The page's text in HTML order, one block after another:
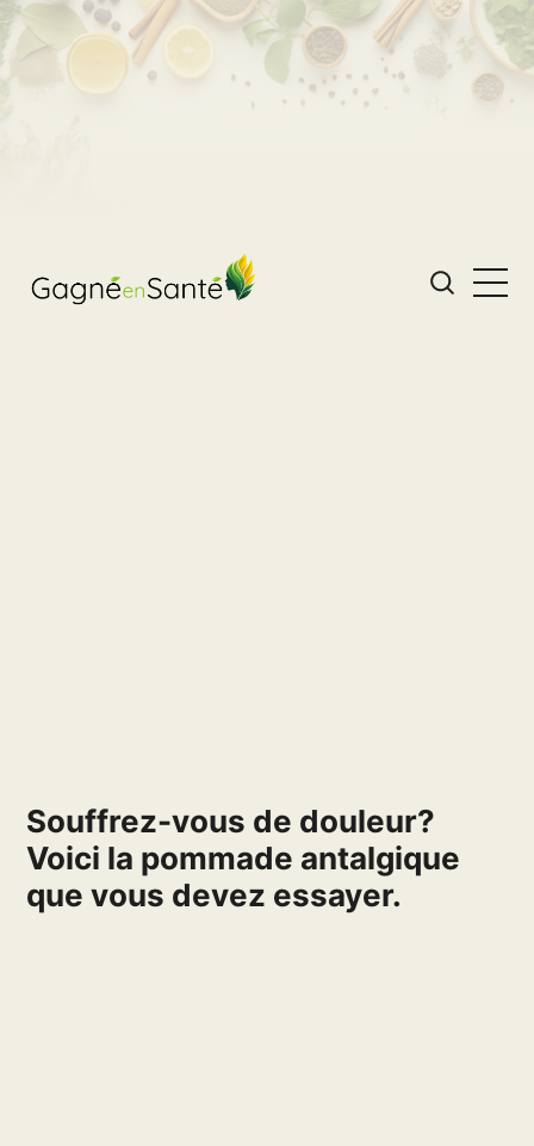
Souffrez-vous de douleur?
Voici la pommade antalgique
que vous devez essayer.